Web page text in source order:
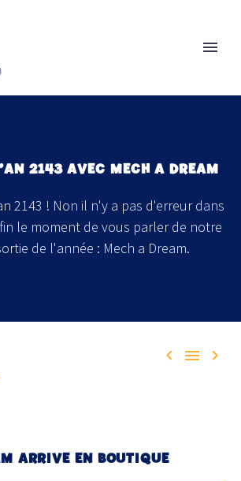
2143 AVEC MECH A DREAM
2143 ! Non il n'y a pas d'erreur dans
le moment de vous parler de notre
de l'année : Mech a Dream.
  
ARRIVE EN BOUTIQUE